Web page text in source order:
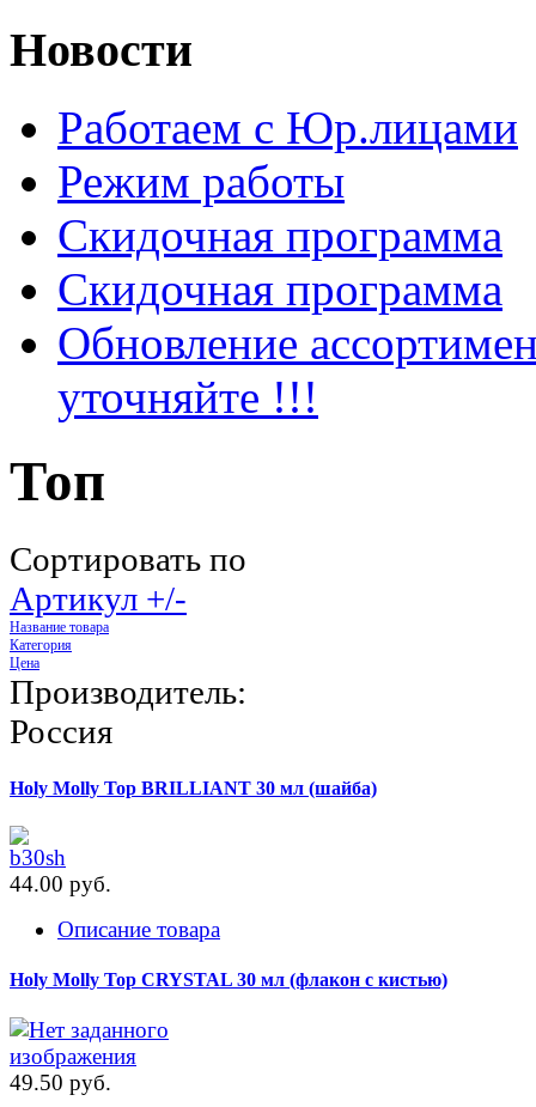
Новости
Работаем с Юр.лицами
Режим работы
Скидочная программа
Скидочная программа
Обновление
уточняйте !!!
Топ
Сортировать по
Артикул +/-
Название товара
Категория
Цена
Производитель:
Россия
Holy Molly Top BRILLIANT 30 мл (шайба)
44.00 pуб.
Описание товара
Holy Molly Top CRYSTAL 30 мл (флакон с кистью)
49.50 pуб.